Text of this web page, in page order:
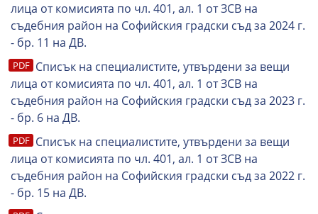
лица от комисията по чл. 401, ал. 1 от ЗСВ на
съдебния район на Софийския градски съд за 2024 г.
- бр. 11 на ДВ.
Списък на специалистите, утвърдени за вещи
лица от комисията по чл. 401, ал. 1 от ЗСВ на
съдебния район на Софийския градски съд за 2023 г.
- бр. 6 на ДВ.
Списък на специалистите, утвърдени за вещи
лица от комисията по чл. 401, ал. 1 от ЗСВ на
съдебния район на Софийския градски съд за 2022 г.
- бр. 15 на ДВ.